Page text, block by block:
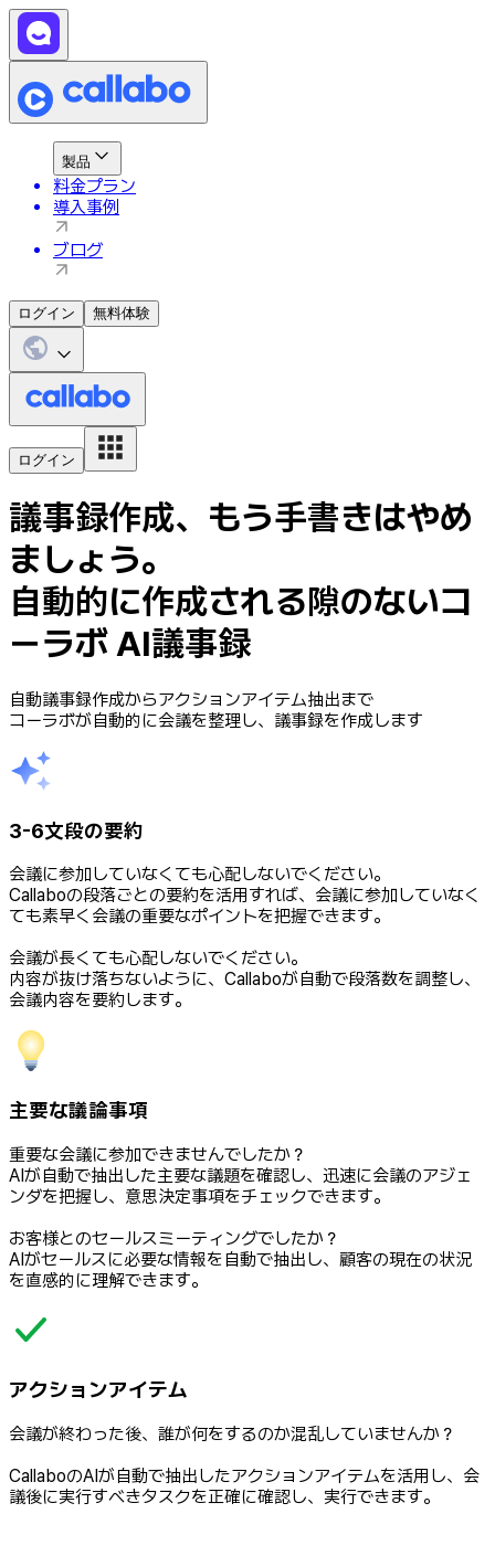
製品
料金プラン
導入事例
ブログ
ログイン 無料体験
ログイン
議事録作成、もう手書きはやめ
ましょう。
自動的に作成される隙のないコ
ーラボ AI議事録
自動議事録作成からアクションアイテム抽出まで
コーラボが自動的に会議を整理し、議事録を作成します
3-6文段の要約
会議に参加していなくても心配しないでください。
Callaboの段落ごとの要約を活用すれば、会議に参加していなく
ても素早く会議の重要なポイントを把握できます。
会議が長くても心配しないでください。
内容が抜け落ちないように、Callaboが自動で段落数を調整し、
会議内容を要約します。
主要な議論事項
重要な会議に参加できませんでしたか？
AIが自動で抽出した主要な議題を確認し、迅速に会議のアジェ
ンダを把握し、意思決定事項をチェックできます。
お客様とのセールスミーティングでしたか？
AIがセールスに必要な情報を自動で抽出し、顧客の現在の状況
を直感的に理解できます。
アクションアイテム
会議が終わった後、誰が何をするのか混乱していませんか？
CallaboのAIが自動で抽出したアクションアイテムを活用し、会
議後に実行すべきタスクを正確に確認し、実行できます。